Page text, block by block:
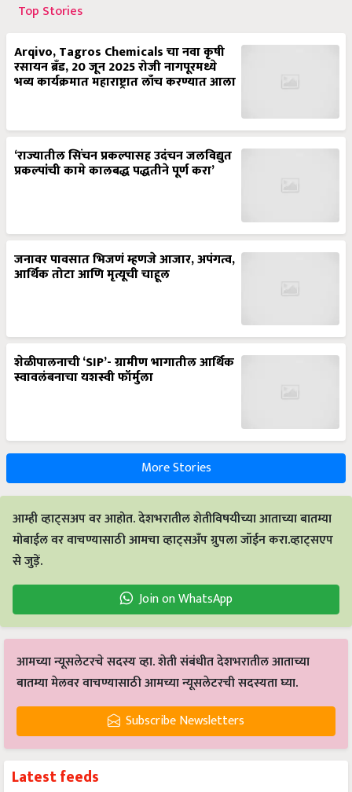
Top Stories
Arqivo, Tagros Chemicals चा नवा कृषी
रसायन ब्रँड, 20 जून 2025 रोजी नागपूरमध्ये
भव्य कार्यक्रमात महाराष्ट्रात लाँच करण्यात आला
‘राज्यातील सिंचन प्रकल्पासह उदंचन जलविद्युत
प्रकल्पांची कामे कालबद्ध पद्धतीने पूर्ण करा’
जनावर पावसात भिजणं म्हणजे आजार, अपंगत्व,
आर्थिक तोटा आणि मृत्यूची चाहूल
शेळीपालनाची ‘SIP’- ग्रामीण भागातील आर्थिक
स्वावलंबनाचा यशस्वी फॉर्मुला
More Stories
आम्ही व्हाट्सअप वर आहोत. देशभरातील शेतीविषयीच्या आताच्या बातम्या
मोबाईल वर वाचण्यासाठी आमचा व्हाट्सअँप ग्रुपला जॉईन करा.व्हाट्सएप
से जुड़ें.
Join on WhatsApp
आमच्या न्यूसलेटरचे सदस्य व्हा. शेती संबंधीत देशभरातील आताच्या
बातम्या मेलवर वाचण्यासाठी आमच्या न्यूसलेटरची सदस्यता घ्या.
Subscribe Newsletters
Latest feeds